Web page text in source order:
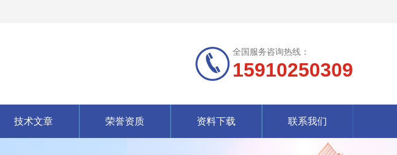
全国服务咨询热线：
15910250309
技术文章 荣誉资质 资料下载 联系我们